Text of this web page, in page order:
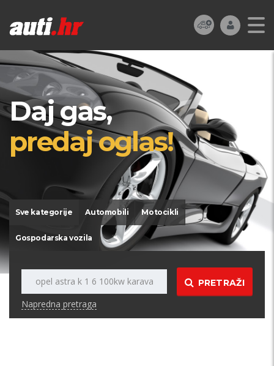
Daj gas,
predaj oglas!
Sve kategorije Automobili Motocikli
Gospodarska vozila
PRETRAŽI
Napredna pretraga